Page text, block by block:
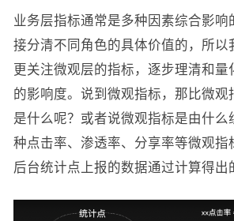
业务层指标通常是多种因素综合影响
接分清不同角色的具体价值的，所以
更关注微观层的指标，逐步理清和量
的影响度。说到微观指标，那比微观
是什么呢？或者说微观指标是由什么
种点击率、渗透率、分享率等微观指
后台统计点上报的数据通过计算得出